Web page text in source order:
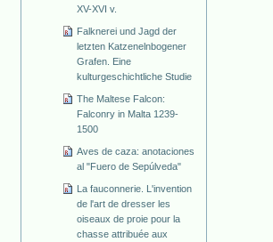
XV-XVI v.
Falknerei und Jagd der
letzten Katzenelnbogener
Grafen. Eine
kulturgeschichtliche Studie
The Maltese Falcon:
Falconry in Malta 1239-
1500
Aves de caza: anotaciones
al "Fuero de Sepúlveda"
La fauconnerie. L'invention
de l'art de dresser les
oiseaux de proie pour la
chasse attribuée aux